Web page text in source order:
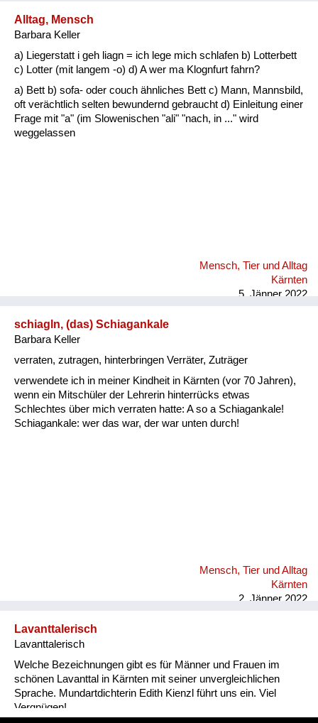
Natur und Landwirtschaft
Fluchen und Reden
Mensch, Tier und Alltag
Alltag, Mensch
Barbara Keller
a) Liegerstatt i geh liagn = ich lege mich schlafen b) Lotterbett
c) Lotter (mit langem -o) d) A wer ma Klognfurt fahrn?
a) Bett b) sofa- oder couch ähnliches Bett c) Mann, Mannsbild,
oft verächtlich selten bewundernd gebraucht d) Einleitung einer
Frage mit "a" (im Slowenischen "ali" "nach, in ..." wird
weggelassen
Mensch, Tier und Alltag
Kärnten
5. Jänner 2022
schiagln, (das) Schiagankale
Barbara Keller
verraten, zutragen, hinterbringen Verräter, Zuträger
verwendete ich in meiner Kindheit in Kärnten (vor 70 Jahren),
wenn ein Mitschüler der Lehrerin hinterrücks etwas
Schlechtes über mich verraten hatte: A so a Schiagankale!
Schiagankale: wer das war, der war unten durch!
Mensch, Tier und Alltag
Kärnten
2. Jänner 2022
Lavanttalerisch
Lavanttalerisch
Welche Bezeichnungen gibt es für Männer und Frauen im
schönen Lavanttal in Kärnten mit seiner unvergleichlichen
Sprache. Mundartdichterin Edith Kienzl führt uns ein. Viel
Vergnügen!